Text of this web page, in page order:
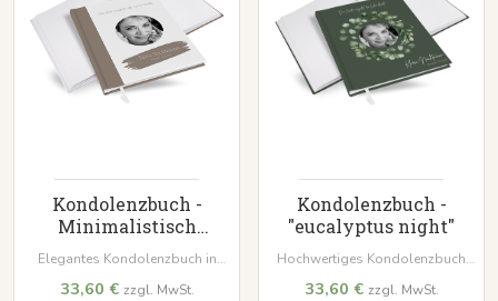
Kondolenzbuch -
Minimalistisch
"copenhagen"
Elegantes Kondolenzbuch in
wattiertem Hardcover, 100 Seiten
33,60 € zzgl. MwSt.
Kondolenzbuch -
"eucalyptus night"
Hochwertiges Kondolenzbuch
100 Seiten für persönliche
33,60 € zzgl. MwSt.